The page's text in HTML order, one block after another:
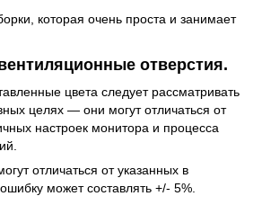
которая очень проста и занимает
отверстия.
цвета следует рассматривать
целях — они могут отличаться от
настроек монитора и процесса
отличаться от указанных в
может составлять +/- 5%.